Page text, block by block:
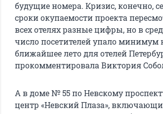
будущие номера. Кризис, конечно,
сроки окупаемости проекта
всех отелях разные цифры, но в
число посетителей упало минимум
ближайшее лето для отелей
прокомментировала Виктория
А в доме № 55 по Невскому
центр «Невский Плаза»,